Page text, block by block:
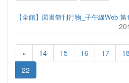
【全館】図書館刊行物_子午線Web
« 14 15 16 17 18
22